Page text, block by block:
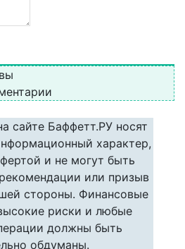
сайте Баффетт.РУ носят
характер,
и не могут быть
или призыв
стороны. Финансовые
риски и любые
должны быть
обдуманы.